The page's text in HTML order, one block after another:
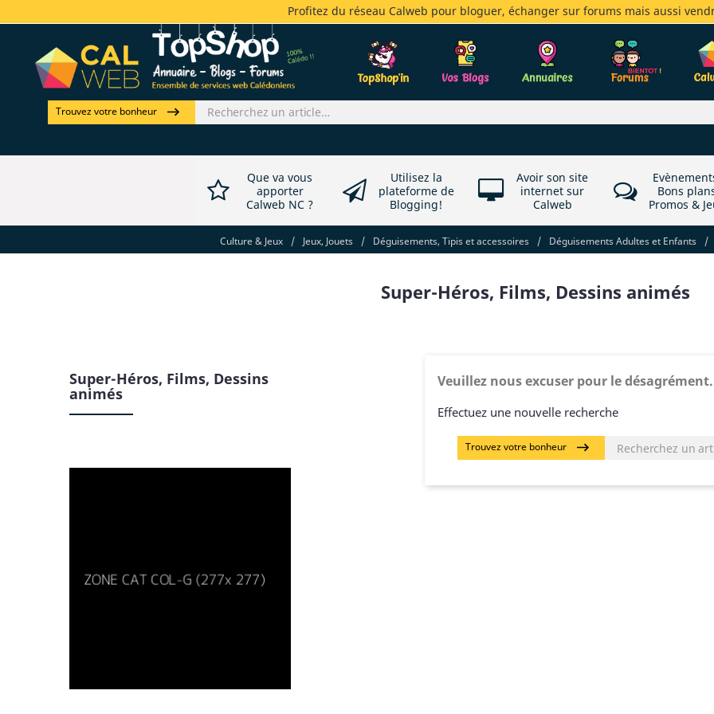
Profitez du réseau Calweb pour bloguer, échanger sur forums mais aussi
Trouvez votre bonheur
Que va vous
apporter
Calweb NC ?
Utilisez la
plateforme de
Blogging!
Avoir son site
internet sur
Calweb
Bons
Promos &
Culture & Jeux / Jeux, Jouets / Déguisements, Tipis et accessoires / Déguisements Adultes et Enfants /
Super-Héros, Films, Dessins animés
Super-Héros, Films, Dessins
animés
Veuillez nous excuser pour le désagrément.
Effectuez une nouvelle recherche
Trouvez votre bonheur